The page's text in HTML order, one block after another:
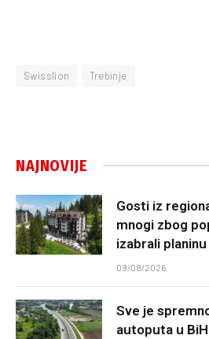
Swisslion Trebinje
NAJNOVIJE
Gosti iz
mnogi zbog
izabrali planinu
09/08/2026
Sve je
autoputa u